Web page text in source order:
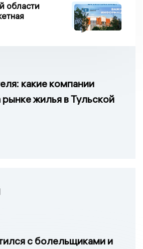
области
какие компании
жилья в Тульской
с болельщиками и